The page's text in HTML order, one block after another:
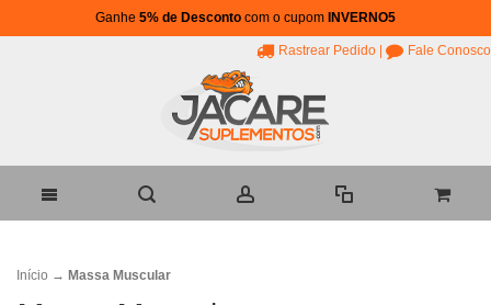
Ganhe 5% de Desconto com o cupom INVERNO5
Rastrear Pedido Fale Conosco
Início → Massa Muscular